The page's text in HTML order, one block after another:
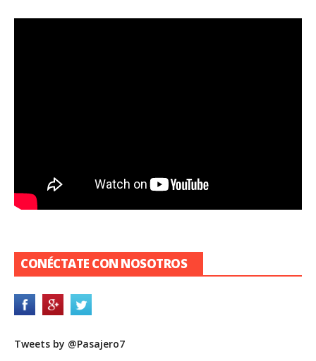
CONÉCTATE CON NOSOTROS
Tweets by @Pasajero7